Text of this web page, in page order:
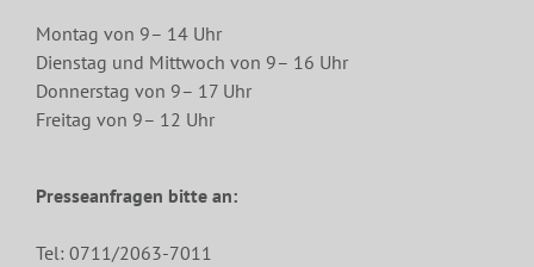
Montag von 9– 14 Uhr
Dienstag und Mittwoch von 9– 16 Uhr
Donnerstag von 9– 17 Uhr
Freitag von 9– 12 Uhr
Presseanfragen bitte an:
Tel: 0711/2063-7011